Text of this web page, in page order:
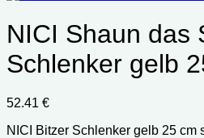
NICI Shaun das
Schlenker gelb
52.41 €
NICI Bitzer Schlenker gelb 25 cm